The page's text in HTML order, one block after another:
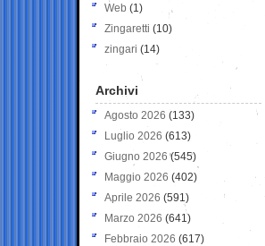
Web (1)
Zingaretti (10)
zingari (14)
Archivi
Agosto 2026 (133)
Luglio 2026 (613)
Giugno 2026 (545)
Maggio 2026 (402)
Aprile 2026 (591)
Marzo 2026 (641)
Febbraio 2026 (617)